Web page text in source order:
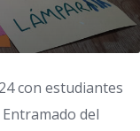
con estudiantes
del